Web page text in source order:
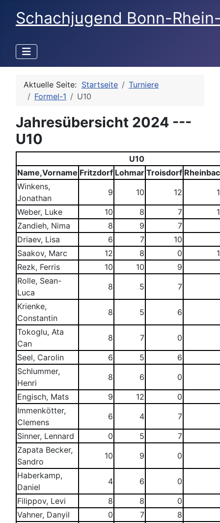
Schachjugend Bonn-
Aktuelle Seite: Startseite
Turniere
Formel-1
U10
Jahresübersicht 2024 ---
U10
U10
Name,Vorname Fritzdorf Lohmar Troisdorf
Winkens,
Jonathan
9 10 12
Weber, Luke
10 8 7
Zandieh, Nima
8 9
7
Driaev, Lisa
6 7
10
Saakov, Marc
12 8 0
Rezk, Ferris
10 10
9
Rolle, Sean-
Luca
8 5
7
Krienke,
Constantin
8 5
6
Tokoglu, Ata
Can
8 7
0
Seel, Carolin
6 5
6
Schlummer,
Henri
8 6
0
Engisch, Mats
9 12
0
Immenkötter,
Clemens
6 4
7
Sinner, Lennard
0 5
7
Zapata Becker,
Sandro
10 9
0
Haberkamp,
Daniel
4 6
0
Filippov, Levi
8 8
0
Vahner, Danyil
0 7
8